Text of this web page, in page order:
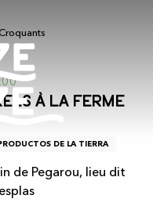
à la Ferme
DE LA TIERRA
de Pegarou, lieu dit